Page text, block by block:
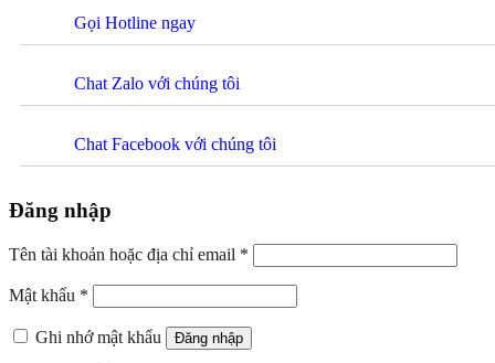
Gọi Hotline ngay
Chat Zalo với chúng tôi
Chat Facebook với chúng tôi
Đăng nhập
Tên tài khoản hoặc địa chỉ email *
Mật khẩu *
Ghi nhớ mật khẩu Đăng nhập